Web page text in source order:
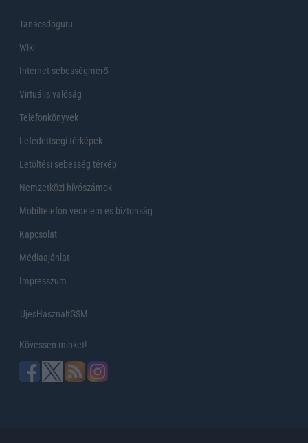
Tanácsdóguru
Wiki
Internet sebességmérő
Virtuális valóság
Telefonkönyvek
Lefedettségi térképek
Letöltési sebesség térkép
Nemzetközi hívószámok
Mobiltelefon védelem és biztonság
Kapcsolat
Médiaajánlat
Impresszum
UjesHasznaltGSM
Kövessen minket!